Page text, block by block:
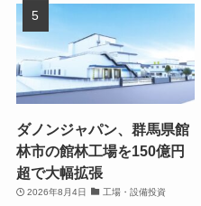
ダノンジャパン、群馬県館
林市の館林工場を150億円
超で大幅拡張
2026年8月4日 工場・設備投資